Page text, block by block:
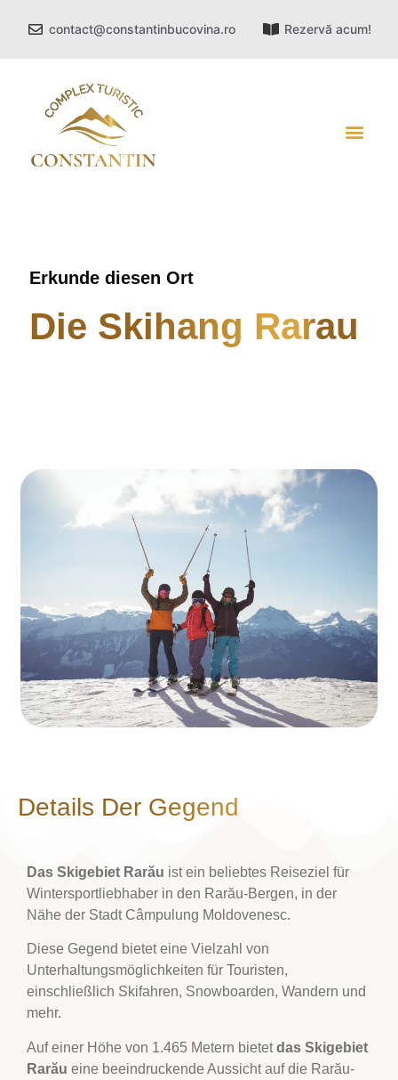
contact@constantinbucovina.ro Rezervă acum!
Erkunde diesen Ort
Die Skihang Rarau
Details Der Gegend
Das Skigebiet Rarău ist ein beliebtes Reiseziel für
Wintersportliebhaber in den Rarău-Bergen, in der
Nähe der Stadt Câmpulung Moldovenesc.
Diese Gegend bietet eine Vielzahl von
Unterhaltungsmöglichkeiten für Touristen,
einschließlich Skifahren, Snowboarden, Wandern und
mehr.
Auf einer Höhe von 1.465 Metern bietetdas Skigebiet
Rarău eine beeindruckende Aussicht auf die Rarău-